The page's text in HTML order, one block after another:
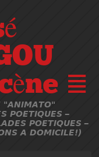
≣
"ANIMATO"
POETIQUES –
POETIQUES –
A DOMICILE!)